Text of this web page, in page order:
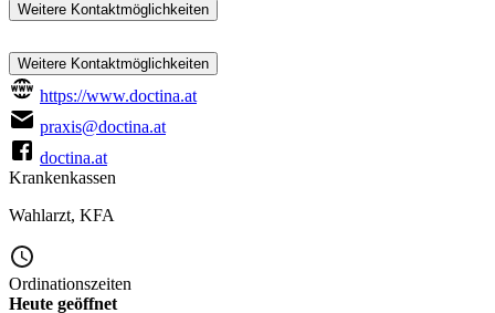
Weitere Kontaktmöglichkeiten
Weitere Kontaktmöglichkeiten
https://www.doctina.at
praxis@doctina.at
doctina.at
Krankenkassen
Wahlarzt, KFA
Ordinationszeiten
Heute geöffnet